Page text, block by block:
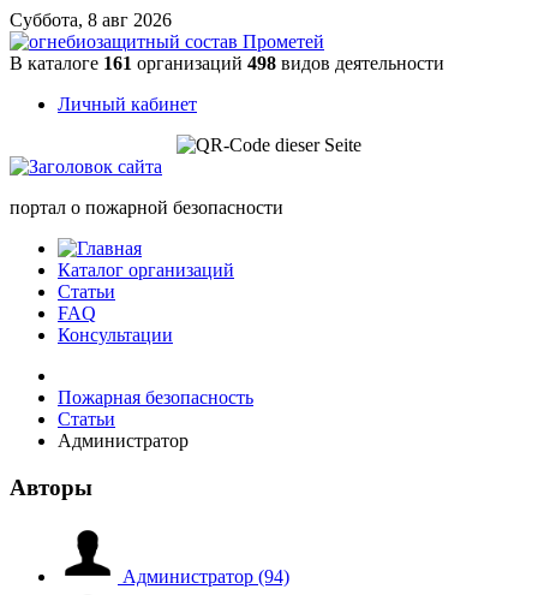
Суббота, 8 авг 2026
В каталоге 161 организаций 498 видов деятельности
Личный кабинет
портал о пожарной безопасности
Каталог организаций
Статьи
FAQ
Консультации
Пожарная безопасность
Статьи
Администратор
Авторы
Администратор (94)